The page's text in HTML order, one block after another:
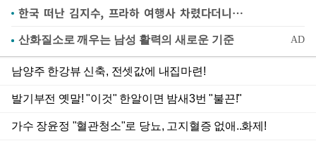
한국 떠난 김지수, 프라하 여행사 차렸다더니…